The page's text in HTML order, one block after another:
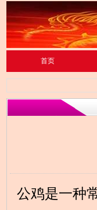
首页
公鸡是一种